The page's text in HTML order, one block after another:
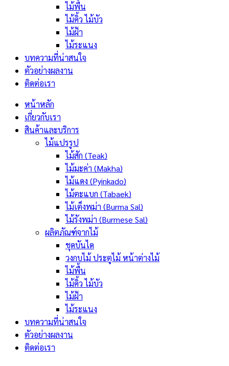
ไม้พื้น
ไม้คิ้ว ไม้บัว
ไม้ฝ้า
ไม้ระแนง
บทความที่น่าสนใจ
ตัวอย่างผลงาน
ติดต่อเรา
หน้าหลัก
เกี่ยวกับเรา
สินค้าและบริการ
ไม้แปรรูป
ไม้สัก (Teak)
ไม้มะค่า (Makha)
ไม้แดง (Pyinkado)
ไม้ตะแบก (Tabaek)
ไม้เต็งพม่า (Burma Sal)
ไม้รังพม่า (Burmese Sal)
ผลิตภัณฑ์จากไม้
ชุดบันได
วงกบไม้ ประตูไม้ หน้าต่างไม้
ไม้พื้น
ไม้คิ้ว ไม้บัว
ไม้ฝ้า
ไม้ระแนง
บทความที่น่าสนใจ
ตัวอย่างผลงาน
ติดต่อเรา